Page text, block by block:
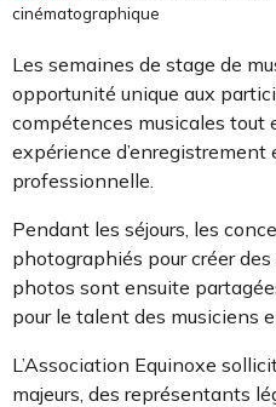
cinématographique
Les semaines de stage de
opportunité unique aux
compétences musicales tout
expérience
professionnelle.
Pendant les séjours, les
photographiés pour créer
photos sont ensuite
pour le talent des musiciens
L’Association Equinoxe
majeurs, des représentants